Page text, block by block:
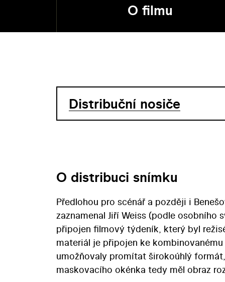
O filmu
Distribuční nosiče
O distribuci snímku
Předlohou pro scénář a později i
zaznamenal Jiří Weiss (podle osobního
připojen filmový týdeník, který byl
materiál je připojen ke
umožňovaly promítat širokoúhlý
maskovacího okénka tedy měl obraz